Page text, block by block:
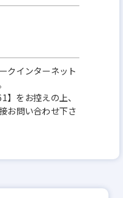
クインターネット
をお控えの上、
お問い合わせ下さ